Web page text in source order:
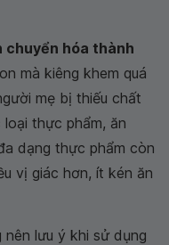
chuyển hóa thành
mà kiêng khem quá
mẹ bị thiếu chất
thực phẩm, ăn
dạng thực phẩm còn
vị giác hơn, ít kén ăn
lưu ý khi sử dụng